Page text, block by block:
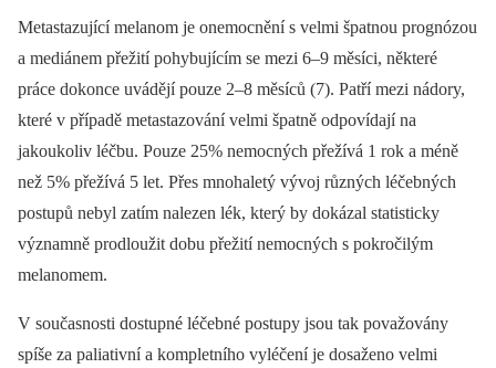
Metastazující melanom je onemocnění s velmi špatnou prognózou
a mediánem přežití pohybujícím se mezi 6–9 měsíci, některé
práce dokonce uvádějí pouze 2–8 měsíců (7). Patří mezi nádory,
které v případě metastazování velmi špatně odpovídají na
jakoukoliv léčbu. Pouze 25% nemocných přežívá 1 rok a méně
než 5% přežívá 5 let. Přes mnohaletý vývoj různých léčebných
postupů nebyl zatím nalezen lék, který by dokázal statisticky
významně prodloužit dobu přežití nemocných s pokročilým
melanomem.
V současnosti dostupné léčebné postupy jsou tak považovány
spíše za paliativní a kompletního vyléčení je dosaženo velmi